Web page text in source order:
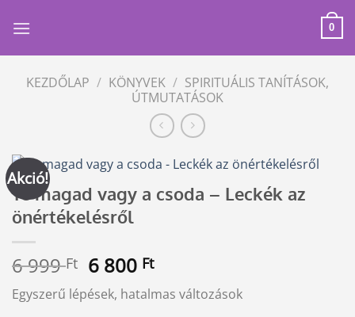
0
KEZDŐLAP / KÖNYVEK / SPIRITUÁLIS TANÍTÁSOK,
ÚTMUTATÁSOK
Akció!
Te magad vagy a csoda – Leckék az
önértékelésről
6 999Ft Original
price
was:
6 800 FtCurrent
price
is:
Egyszerű lépések, hatalmas változások